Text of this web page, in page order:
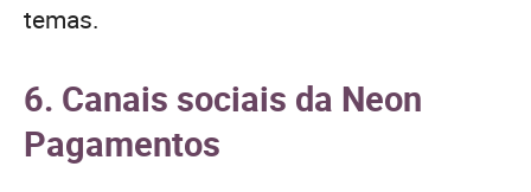
temas.
6. Canais sociais da Neon
Pagamentos